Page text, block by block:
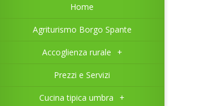
Home
Agriturismo Borgo Spante
Accoglienza rurale +
Prezzi e Servizi
Cucina tipica umbra +